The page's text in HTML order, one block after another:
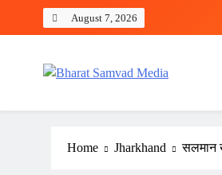
August 7, 2026
Home Jharkhand सलमान